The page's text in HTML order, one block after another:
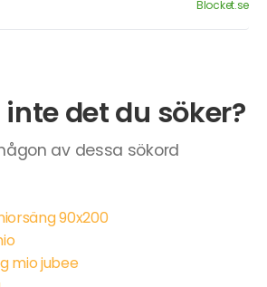
Blocket.se
det du söker?
av dessa sökord
90x200
mio jubee